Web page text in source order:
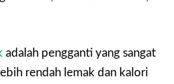
adalah pengganti yang sangat
rendah lemak dan kalori